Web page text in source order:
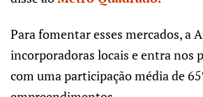
Para fomentar esses mercados, a
incorporadoras locais e entra nos
com uma participação média de